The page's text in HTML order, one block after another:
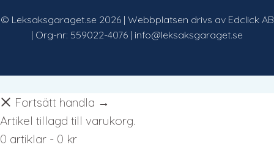
© Leksaksgaraget.se 2026 | Webbplatsen drivs av Edclick AB
| Org-nr: 559022-4076 | info@leksaksgaraget.se
Fortsätt handla →
Artikel tillagd till varukorg.
0 artiklar - 0 kr